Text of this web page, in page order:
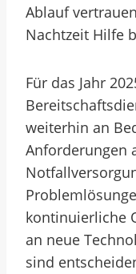
Ablauf
Nachtzeit Hilfe
Für das Jahr
weiterhin an
Anforderungen
kontinuierliche
an neue
sind